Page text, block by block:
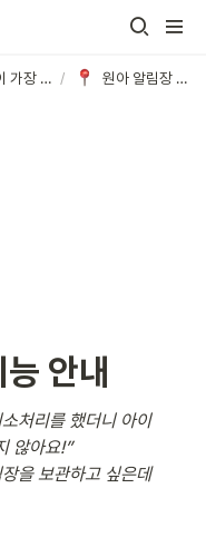
선생님이 가장 궁금해 하시는 질문 BEST / 원아 알림장 백업 기능 안내
안내
처리를 했더니 아이
않아요!”
을 보관하고 싶은데